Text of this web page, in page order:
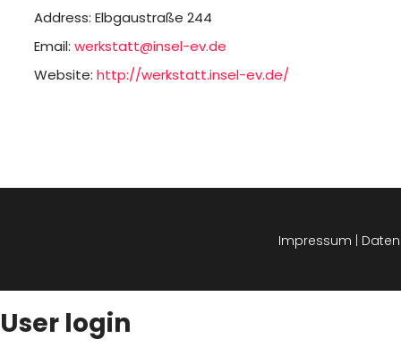
Address: Elbgaustraße 244
Email: werkstatt@insel-ev.de
Website: http://werkstatt.insel-ev.de/
Impressum
User login